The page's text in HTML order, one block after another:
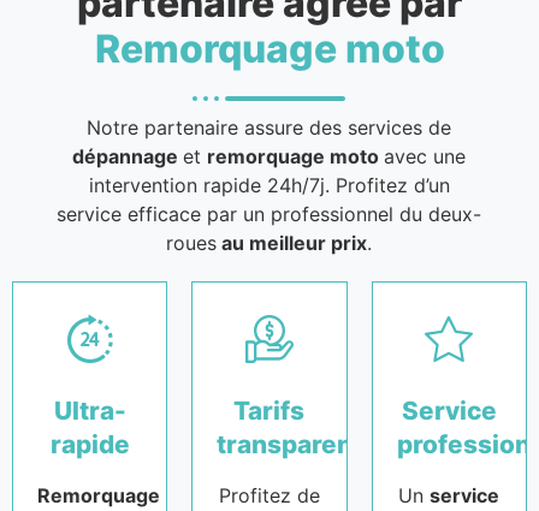
Remorquage moto
Notre partenaire assure des services de
dépannageet remorquage motoavec une
intervention rapide 24h/7j. Profitez d’un
service efficace par un professionnel du deux-
roues au meilleur prix.
Ultra-
rapide
Remorquage
Tarifs
transparents
Profitez de
Service
Unservice